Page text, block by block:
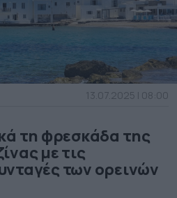
13.07.2025 | 08:00
τη φρεσκάδα της
με τις
των ορεινών